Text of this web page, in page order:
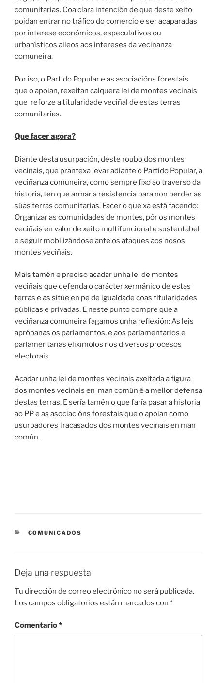
comunitarias. Coa clara intención de que deste xeito
poidan entrar no tráfico do comercio e ser acaparadas
por interese económicos, especulativos ou
urbanísticos alleos aos intereses da veciñanza
comuneira.
Por iso, o Partido Popular e as asociacións forestais
que o apoian, rexeitan calquera lei de montes veciñais
que reforze a titularidade veciñal de estas terras
comunitarias.
Que facer agora?
Diante desta usurpación, deste roubo dos montes
veciñais, que prantexa levar adiante o Partido Popular, a
veciñanza comuneira, como sempre fixo ao traverso da
historia, ten que armar a resistencia para non perder as
súas terras comunitarias. Facer o que xa está facendo:
Organizar as comunidades de montes, pór os montes
veciñais en valor de xeito multifuncional e sustentabel
e seguir mobilizándose ante os ataques aos nosos
montes veciñais.
Mais tamén e preciso acadar unha lei de montes
veciñais que defenda o carácter xermánico de estas
terras e as sitúe en pe de igualdade coas titularidades
públicas e privadas. E neste punto compre que a
veciñanza comuneira fagamos unha reflexión: As leis
apróbanas os parlamentos, e aos parlamentarios e
parlamentarias elíximolos nos diversos procesos
electorais.
Acadar unha lei de montes veciñais axeitada a figura
dos montes veciñais en man común é a mellor defensa
destas terras. E sería tamén o que faría pasar a historia
ao PP e as asociacións forestais que o apoian como
usurpadores fracasados dos montes veciñais en man
común.
CATEGORÍAS
COMUNICADOS
Deja una respuesta
Tu dirección de correo electrónico no será publicada.
Los campos obligatorios están marcados con *
Comentario*